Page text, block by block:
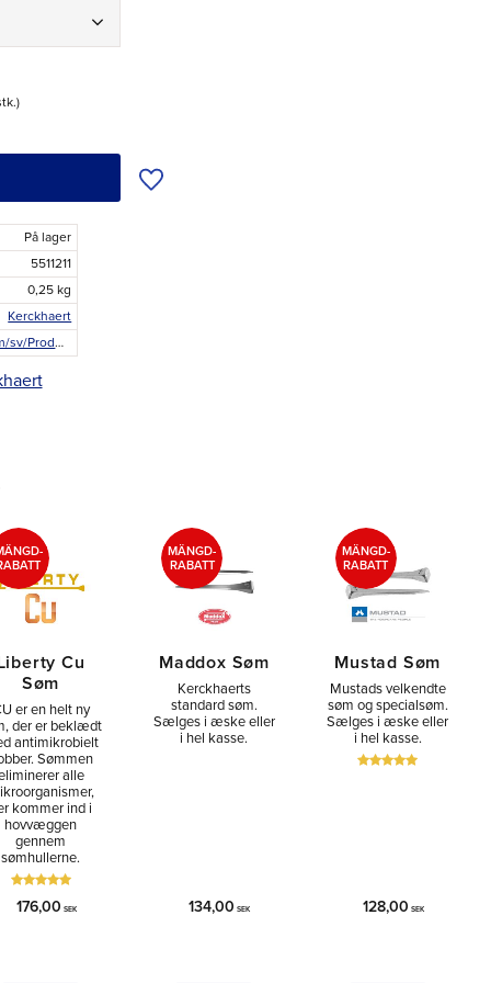
Tilføj til ønskeliste
På lager
5511211
0,25 kg
Kerckhaert
kerckhaert.com/sv/Products/Horseshoes/American-Series.aspx
Cu
Søm
er en helt ny
der er beklædt
antimikrobielt
Sømmen
alle
kommer ind i
hovvæggen
gennem
sømhullerne.
176,00 SEK
Maddox Søm
Kerckhaerts
standard søm.
Sælges i æske eller
i hel kasse.
134,00 SEK
MÄNGD-
RABATT
Mustad Søm
Mustads velkendte
søm og specialsøm.
Sælges i æske eller
i hel kasse.
128,00 SEK
MÄNGD-
RABATT